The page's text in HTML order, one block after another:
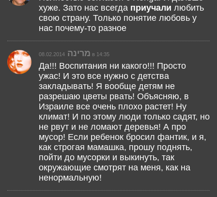
хуже. Зато нас всегда приучали любить
свою страну. Только понятие любовь у
нас почему-то разное
מרינה 08.02.2014 в 14:35
Да!!! Воспитания ни какого!!! Просто
ужас! И это все нужно с детства
закладывать! Я вообще детям не
разрешаю цветы рвать! Объясняю, в
Израиле все очень плохо растет! Ну
климат! И по этому люди только садят, но
не рвут и не ломают деревья! А про
мусор! Если ребенок бросил фантик, и я,
как строгая мамашка, прошу поднять,
пойти до мусорки и выкинуть, так
окружающие смотрят на меня, как на
ненормальную!